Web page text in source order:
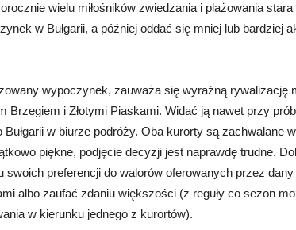
wielu miłośników zwiedzania i plażowania
w Bułgarii, a później oddać się mniej lub bardziej
wypoczynek, zauważa się wyraźną rywalizację
Brzegiem i Złotymi Piaskami. Widać ją nawet przy
w biurze podróży. Oba kurorty są zachwalane
piękne, podjęcie decyzji jest naprawdę trudne.
swoich preferencji do walorów oferowanych przez
albo zaufać zdaniu większości (z reguły co sezon
w kierunku jednego z kurortów).